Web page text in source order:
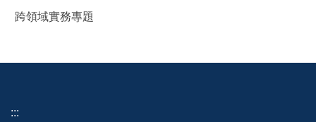
跨領域實務專題
:::